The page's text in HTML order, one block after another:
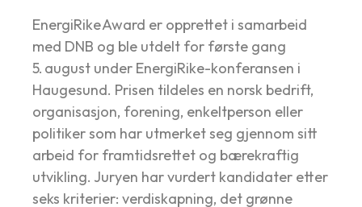
EnergiRike Award er opprettet i samarbeid
med DNB og ble utdelt for første gang
5. august under EnergiRike-konferansen i
Haugesund. Prisen tildeles en norsk bedrift,
organisasjon, forening, enkeltperson eller
politiker som har utmerket seg gjennom sitt
arbeid for framtidsrettet og bærekraftig
utvikling. Juryen har vurdert kandidater etter
seks kriterier: verdiskapning, det grønne